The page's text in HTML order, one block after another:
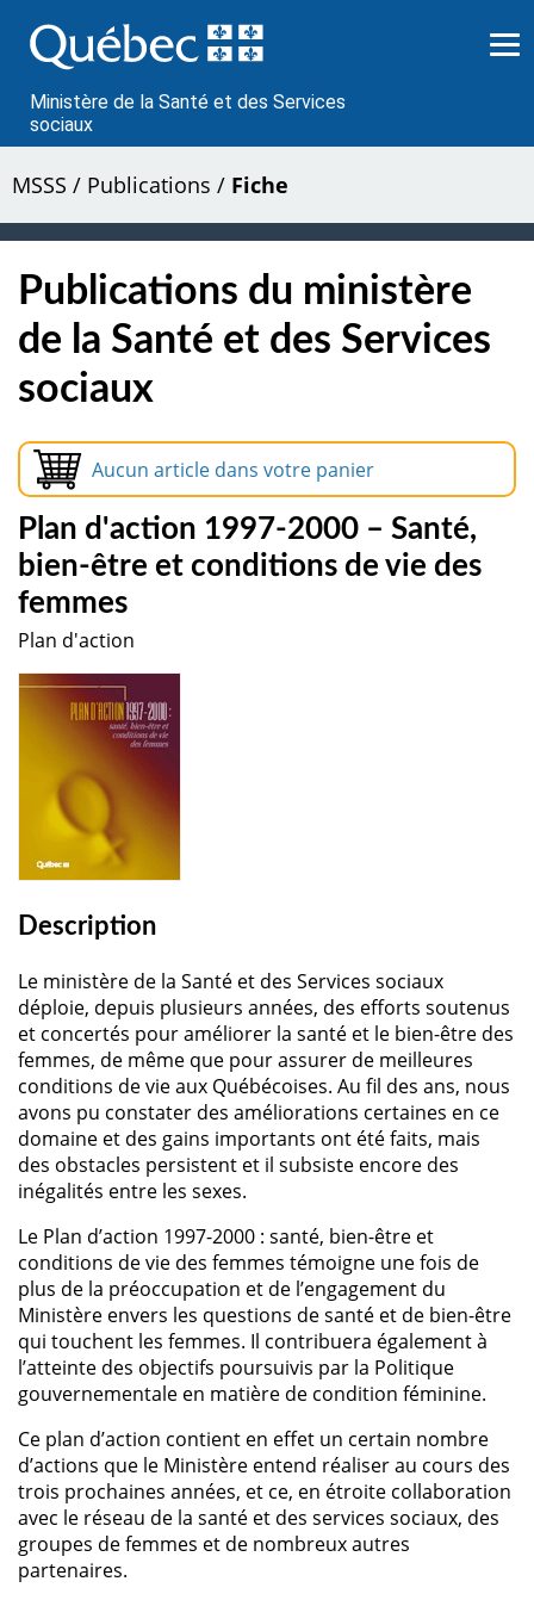
au
contenu
Ministère de la Santé et des Services
sociaux
MSSS / Publications / Fiche
Publications du ministère
de la Santé et des Services
sociaux
Aucun article dans votre panier
Plan d'action 1997-2000 – Santé,
bien-être et conditions de vie des
femmes
Plan d'action
Description
Le ministère de la Santé et des Services sociaux
déploie, depuis plusieurs années, des efforts soutenus
et concertés pour améliorer la santé et le bien-être des
femmes, de même que pour assurer de meilleures
conditions de vie aux Québécoises. Au fil des ans, nous
avons pu constater des améliorations certaines en ce
domaine et des gains importants ont été faits, mais
des obstacles persistent et il subsiste encore des
inégalités entre les sexes.
Le Plan d’action 1997-2000 : santé, bien-être et
conditions de vie des femmes témoigne une fois de
plus de la préoccupation et de l’engagement du
Ministère envers les questions de santé et de bien-être
qui touchent les femmes. Il contribuera également à
l’atteinte des objectifs poursuivis par la Politique
gouvernementale en matière de condition féminine.
Ce plan d’action contient en effet un certain nombre
d’actions que le Ministère entend réaliser au cours des
trois prochaines années, et ce, en étroite collaboration
avec le réseau de la santé et des services sociaux, des
groupes de femmes et de nombreux autres
partenaires.